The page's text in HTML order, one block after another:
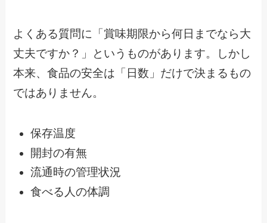
よくある質問に「賞味期限から何日までなら大
丈夫ですか？」というものがあります。しかし
本来、食品の安全は「日数」だけで決まるもの
ではありません。
保存温度
開封の有無
流通時の管理状況
食べる人の体調